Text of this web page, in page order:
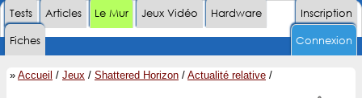
Inscription
Tests Articles Le Mur Jeux Vidéo
Hardware
Fiches
Connexion
» Accueil / Jeux / Shattered Horizon / Actualité relative /